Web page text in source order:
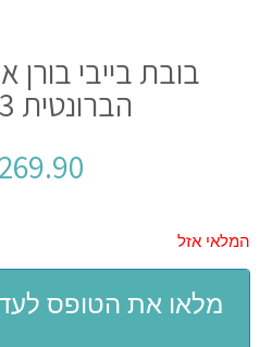
בובת בייבי בורן
הברונטית 43 ס”מ
269.90
המלאי אזל
מלאו את הטופס